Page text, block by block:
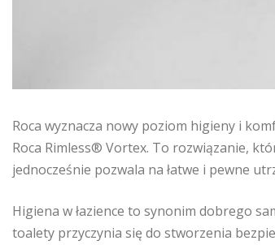
Roca wyznacza nowy poziom higieny i
Roca Rimless® Vortex. To rozwiązanie,
jednocześnie pozwala na łatwe i pewne
Higiena w łazience to synonim dobrego
toalety przyczynia się do stworzenia